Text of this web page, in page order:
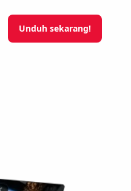
Unduh sekarang!